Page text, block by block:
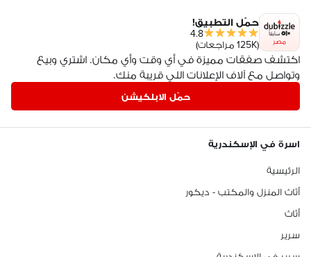
مصر
حمّل التطبيق!
4.8
(125K مراجعات)
اكتشف صفقات مميزة في أي وقت وأي مكان. اشتري وبيع
وتواصل مع آلاف الإعلانات اللي قريبة منك.
حمّل الابلكيشن
اسرة في الإسكندرية
الرئيسية
أثاث المنزل والمكتب - ديكور
أثاث
سرير